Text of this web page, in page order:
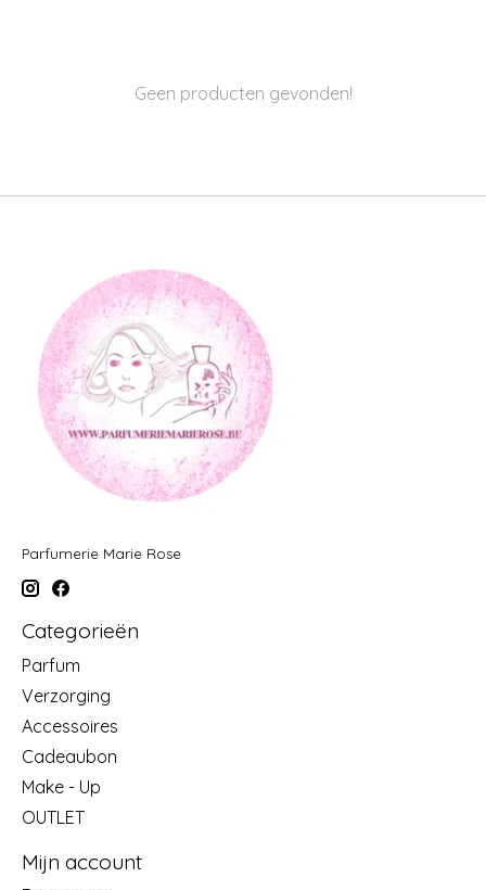
Geen producten gevonden!
Parfumerie Marie Rose
Categorieën
Parfum
Verzorging
Accessoires
Cadeaubon
Make - Up
OUTLET
Mijn account